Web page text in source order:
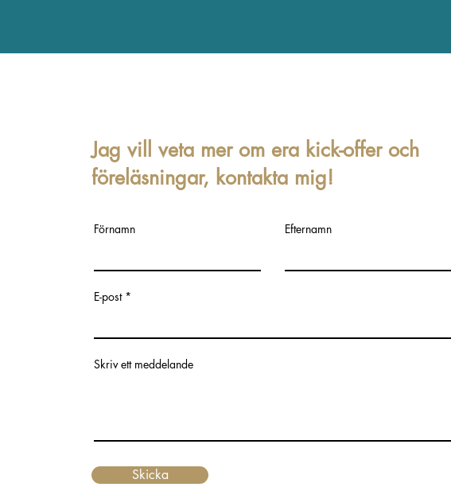
Jag vill veta mer om era kick-offer och
föreläsningar, kontakta mig!
Förnamn Efternamn
E-post
Skriv ett meddelande
Skicka